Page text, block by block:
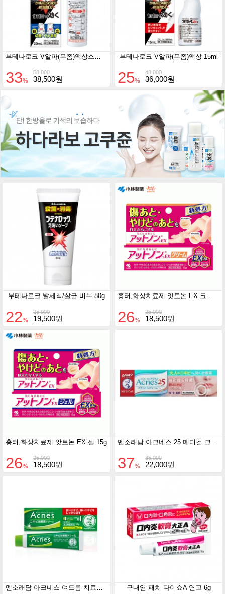
58,000
33% 38,500원
부테나로크 V알파(무좀)액상 15ml
48,000
25% 36,000원
부테나로크 발세척/살균 비누 80g
25,000
22% 19,500원
흉터,화상치료제 앗토논 EX 크림 15g
25,000
26% 18,500원
흉터,화상치료제 앗토논 EX 젤 15g
25,000
26% 18,500원
35,000
37% 22,000원
멘소래담 아크네스 여드름 치료제 18g 구내염 패치 다이쇼A 연고 6g